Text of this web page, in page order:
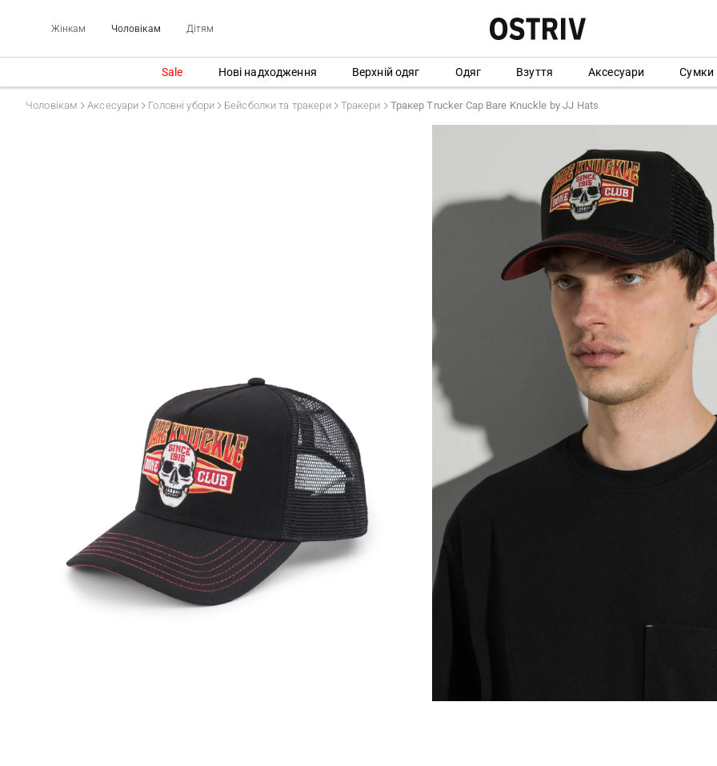
Жінкам Чоловікам Дітям
Sale Нові надходження Верхній одяг Одяг Взуття Аксесуари Сумки
Чоловікам Аксесуари Головні убори Бейсболки та тракери Тракери Тракер Trucker Cap Bare Knuckle by JJ Hats